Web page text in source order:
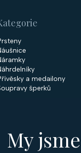
My
a medailony
šperků